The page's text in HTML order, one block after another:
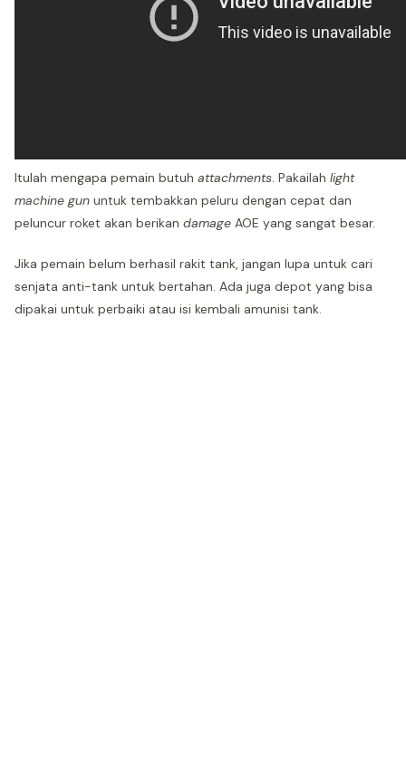
Itulah mengapa pemain butuh attachments . Pakailah light
machine gun untuk tembakkan peluru dengan cepat dan
peluncur roket akan berikan damage AOE yang sangat besar.
Jika pemain belum berhasil rakit tank, jangan lupa untuk cari
senjata anti-tank untuk bertahan. Ada juga depot yang bisa
dipakai untuk perbaiki atau isi kembali amunisi tank.